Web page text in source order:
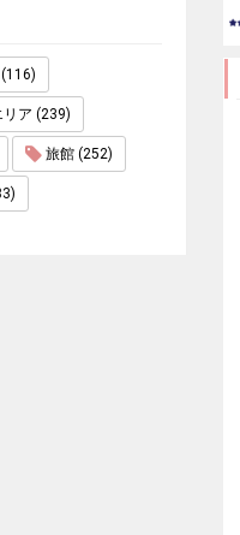
リア (239)
旅館 (252)